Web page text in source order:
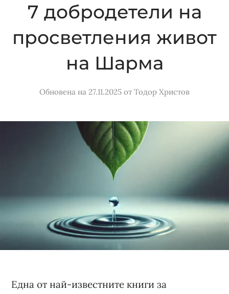
7 добродетели на
просветления живот
на Шарма
Обновена на 27.11.2025 от Тодор Христов
Една от най-известните книги за